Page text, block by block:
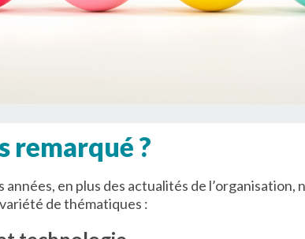
remarqué ?
en plus des actualités de l’organisation,
de thématiques :